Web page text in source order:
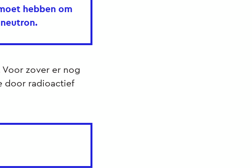
hebben om
zover er nog
door radioactief